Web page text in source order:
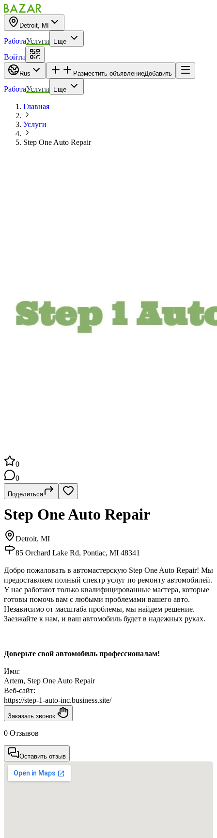
Detroit, MI
РаботаУслуги Еще
Войти
Rus Разместить объявлениеДобавить
РаботаУслуги Еще
Главная
Услуги
Step One Auto Repair
0
0
Поделиться
Step One Auto Repair
Detroit, MI
85 Orchard Lake Rd, Pontiac, MI 48341
Добро пожаловать в автомастерскую Step One Auto Repair! Мы
предоставляем полный спектр услуг по ремонту автомобилей.
У нас работают только квалифицированные мастера, которые
готовы помочь вам с любыми проблемами вашего авто.
Независимо от масштаба проблемы, мы найдем решение.
Заезжайте к нам, и ваш автомобиль будет в надежных руках.
Доверьте свой автомобиль профессионалам!
Имя:
Artem, Step One Auto Repair
Веб-сайт:
https://step-1-auto-inc.business.site/
Заказать звонок
0 Отзывов
Оставить отзыв